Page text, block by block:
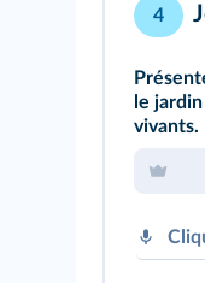
4
le
vivants.